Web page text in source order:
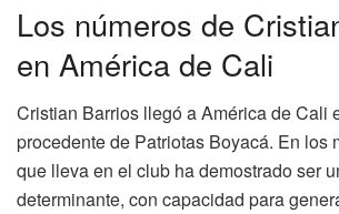
Los números de
en América de Cali
Cristian Barrios llegó a América de Cali
procedente de Patriotas Boyacá. En los
que lleva en el club ha demostrado ser
determinante, con capacidad para